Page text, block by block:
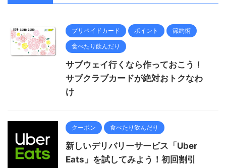
プリペイドカード ポイント 節約術
食べたり飲んだり
サブウェイ行くなら作っておこう！
サブクラブカードが絶対おトクなわ
け
クーポン 食べたり飲んだり
新しいデリバリーサービス「Uber
Eats」を試してみよう！初回割引